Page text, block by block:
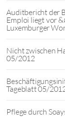
Auditbericht der
Emploi liegt vor
Luxemburger
Nicht zwischen
05/2012
Tageblatt 05/
Pflege durch